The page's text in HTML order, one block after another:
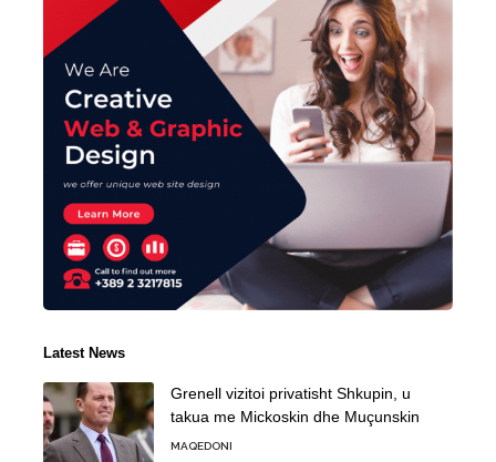
Latest News
Grenell vizitoi privatisht Shkupin, u
takua me Mickoskin dhe Muçunskin
MAQEDONI